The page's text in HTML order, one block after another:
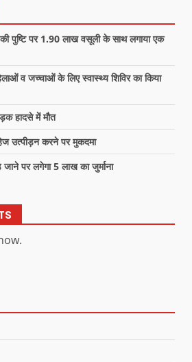
पुष्टि पर 1.90 लाख वसूली के साथ लगाया एक
व जच्चाओं के लिए स्वास्थ्य शिविर का किया
हादसे में मौत
उत्पीड़न करने पर मुकदमा
पर लगेगा 5 लाख का जुर्माना